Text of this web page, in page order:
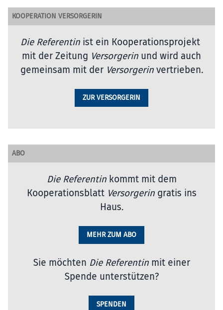
KOOPERATION VERSORGERIN
Die Referentin ist ein Kooperationsprojekt
mit der Zeitung Versorgerin und wird auch
gemeinsam mit der Versorgerinvertrieben.
ZUR VERSORGERIN
ABO
Die Referentinkommt mit dem
Kooperationsblatt Versorgeringratis ins
Haus.
MEHR ZUM ABO
Sie möchten Die Referentinmit einer
Spende unterstützen?
SPENDEN